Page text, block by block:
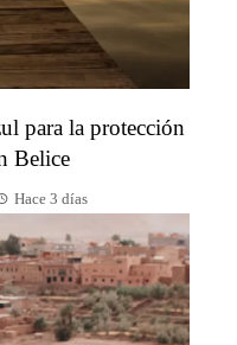
para la protección
Belice
Hace 3 días